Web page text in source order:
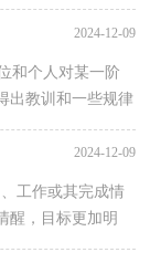
心...
2024-12-09
和个人对某一阶
出教训和一些规律
2024-12-09
工作或其完成情
醒，目标更加明
么...